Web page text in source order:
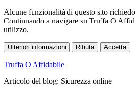
Alcune funzionalità di questo sito
Continuando a navigare su Truffa O
utilizzo.
Ulteriori informazioni Rifiuta Accetta
Truffa O Affidabile
Articolo del blog: Sicurezza online